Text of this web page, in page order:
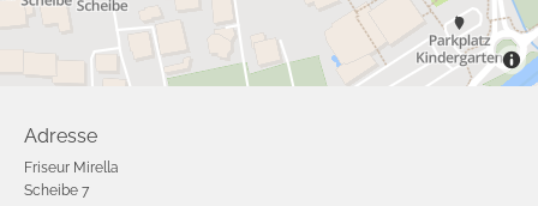
Adresse
Friseur Mirella
Scheibe 7